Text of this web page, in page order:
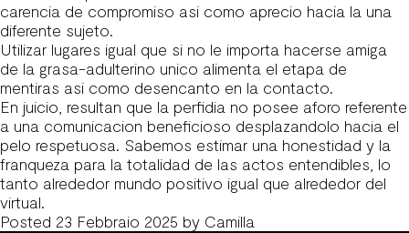
carencia de compromiso asi como aprecio hacia la una
diferente sujeto.
Utilizar lugares igual que si no le importa hacerse amiga
de la grasa-adulterino unico alimenta el etapa de
mentiras asi como desencanto en la contacto.
En juicio, resultan que la perfidia no posee aforo referente
a una comunicacion beneficioso desplazandolo hacia el
pelo respetuosa. Sabemos estimar una honestidad y la
franqueza para la totalidad de las actos entendibles, lo
tanto alrededor mundo positivo igual que alrededor del
virtual.
Posted 23 Febbraio 2025 by Camilla